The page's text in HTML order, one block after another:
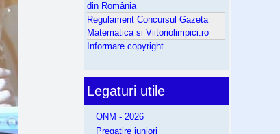
din România
Regulament Concursul Gazeta
Matematica si Viitoriolimpici.ro
Informare copyright
Legaturi utile
ONM - 2026
Pregatire juniori